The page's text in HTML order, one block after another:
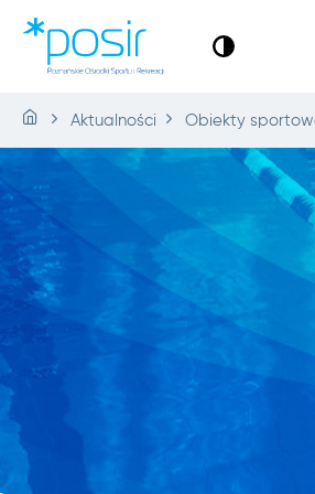
Aktualności Obiekty